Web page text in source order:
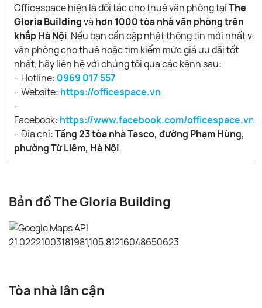
Officespace hiện là đối tác cho thuê văn phòng tạiThe
Gloria Buildingvà hơn 1000 tòa nhà văn phòng trên
khắp Hà Nội. Nếu bạn cần cập nhật thông tin mới nhất về
văn phòng cho thuê hoặc tìm kiếm mức giá ưu đãi tốt
nhất, hãy liên hệ với chúng tôi qua các kênh sau:
– Hotline: 0969 017 557
– Website: https://officespace.vn
–
Facebook: https://www.facebook.com/officespace.vn/
– Địa chỉ:Tầng 23 tòa nhà Tasco, đường Phạm Hùng,
phường Từ Liêm, Hà Nội
Bản đồ The Gloria Building
Tòa nhà lân cận